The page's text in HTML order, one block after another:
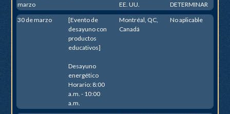
marzo
EE. UU.
DETERMINAR
30 de marzo
[Evento de
desayuno con
productos
educativos]
Desayuno
energético
Horario: 8:00
a.m. - 10:00
a.m.
Montréal, QC,
Canadá
No aplicable